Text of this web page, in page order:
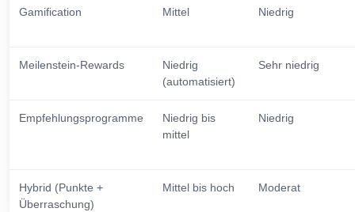
Gamification Mittel Niedrig
Meilenstein-Rewards
Niedrig
(automatisiert)
Sehr niedrig
Empfehlungsprogramme
Niedrig bis
mittel
Niedrig
Hybrid (Punkte +
Überraschung)
Mittel bis hoch Moderat